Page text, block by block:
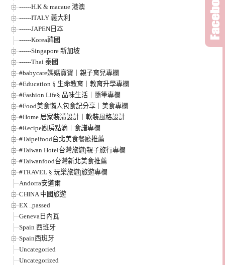
------H.K & macaue 港澳
------ITALY 義大利
------JAPEN日本
------Korea韓國
------Singapore 新加坡
------Thai 泰國
#babycare媽媽寶寶｜親子育兒專欄
#Education § 生命教育｜教育升學專欄
#Fashion Life§ 品味生活｜隨筆專欄
#Food美食懶人包食記分享｜美食專欄
#Home 居家裝潢設計｜軟裝風格設計
#Recipe廚房點滴｜食譜專欄
#Taipeifood台北美食餐廳推薦
#Taiwan Hotel台灣旅遊|親子旅行專欄
#Taiwanfood台灣新北美食推薦
#TRAVEL § 玩樂旅遊|旅遊專欄
Andorra安道爾
CHINA 中國旅遊
EX ..passed
Geneva日內瓦
Spain 西班牙
Spain西班牙
Uncategoried
Uncategorized